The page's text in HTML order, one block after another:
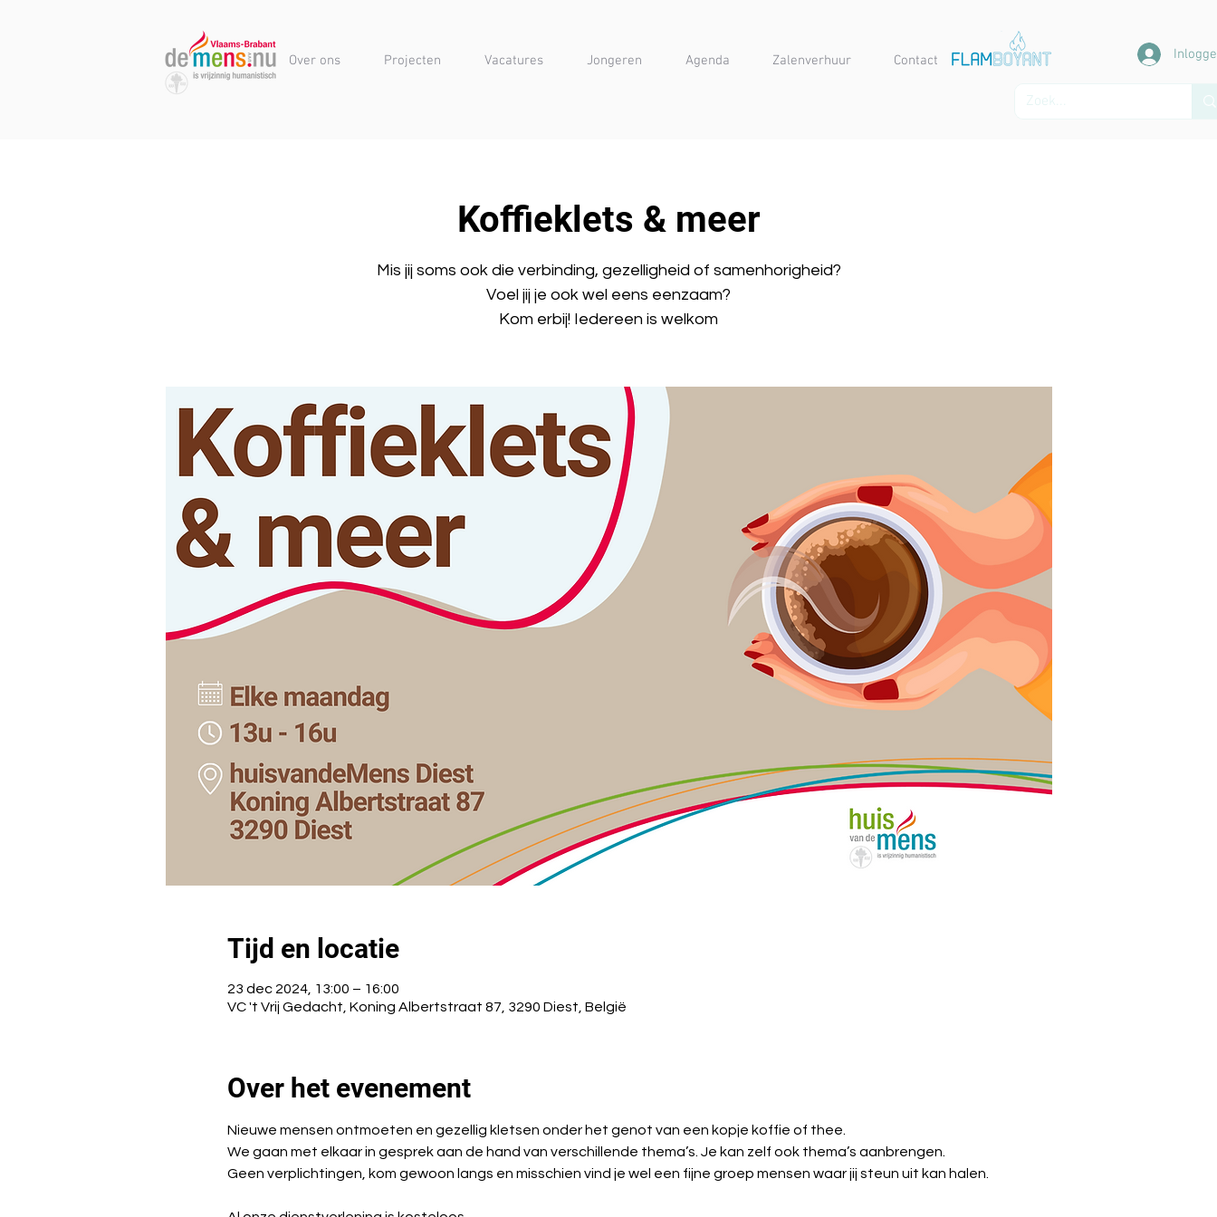
Over ons Projecten Vacatures Jongeren Agenda Zalenverhuur Contact
Koffieklets & meer
Mis jij soms ook die verbinding, gezelligheid of samenhorigheid?
Voel jij je ook wel eens eenzaam?
Kom erbij! Iedereen is welkom
Tijd en locatie
23 dec 2024, 13:00 – 16:00
VC 't Vrij Gedacht, Koning Albertstraat 87, 3290 Diest, België
Over het evenement
Nieuwe mensen ontmoeten en gezellig kletsen onder het genot van een kopje koffie of thee.
We gaan met elkaar in gesprek aan de hand van verschillende thema’s. Je kan zelf ook thema’s aanbrengen.
Geen verplichtingen, kom gewoon langs en misschien vind je wel een fijne groep mensen waar jij steun uit kan halen.